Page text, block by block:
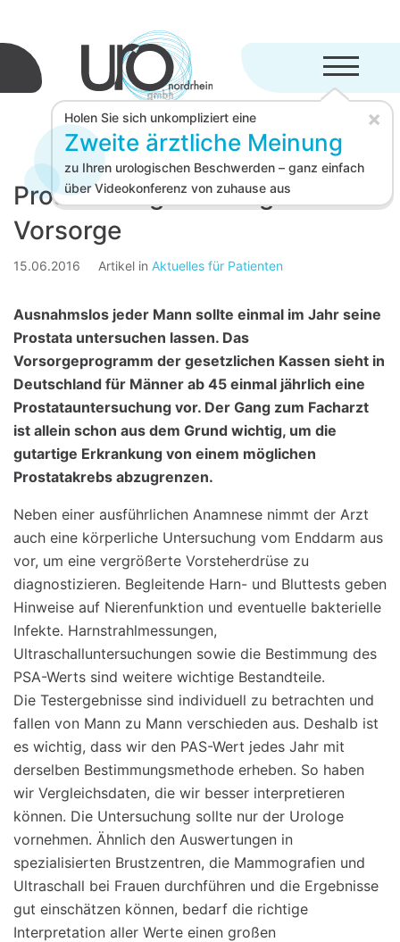
Menü
Holen Sie sich unkompliziert eine
Zweite ärztliche Meinung
zu Ihren urologischen Beschwerden – ganz einfach
über Videokonferenz von zuhause aus
×
Prostatavergrößerung – Teil 2:
Vorsorge
15.06.2016 Artikel in Aktuelles für Patienten
Ausnahmslos jeder Mann sollte einmal im Jahr seine
Prostata untersuchen lassen. Das
Vorsorgeprogramm der gesetzlichen Kassen sieht in
Deutschland für Männer ab 45 einmal jährlich eine
Prostatauntersuchung vor. Der Gang zum Facharzt
ist allein schon aus dem Grund wichtig, um die
gutartige Erkrankung von einem möglichen
Prostatakrebs abzugrenzen.
Neben einer ausführlichen Anamnese nimmt der Arzt
auch eine körperliche Untersuchung vom Enddarm aus
vor, um eine vergrößerte Vorsteherdrüse zu
diagnostizieren. Begleitende Harn- und Bluttests geben
Hinweise auf Nierenfunktion und eventuelle bakterielle
Infekte. Harnstrahlmessungen,
Ultraschalluntersuchungen sowie die Bestimmung des
PSA-Werts sind weitere wichtige Bestandteile.
Die Testergebnisse sind individuell zu betrachten und
fallen von Mann zu Mann verschieden aus. Deshalb ist
es wichtig, dass wir den PAS-Wert jedes Jahr mit
derselben Bestimmungsmethode erheben. So haben
wir Vergleichsdaten, die wir besser interpretieren
können. Die Untersuchung sollte nur der Urologe
vornehmen. Ähnlich den Auswertungen in
spezialisierten Brustzentren, die Mammografien und
Ultraschall bei Frauen durchführen und die Ergebnisse
gut einschätzen können, bedarf die richtige
Interpretation aller Werte einen großen